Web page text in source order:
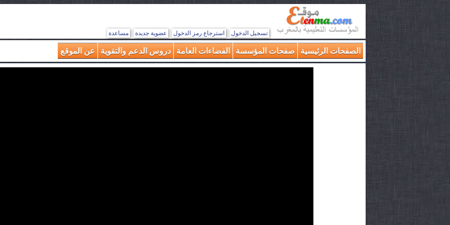
تسجيل الدخول استرجاع رمز الدخول عضوية جديدة مساعدة
الصفحات الرئيسية صفحات المؤسسة الفضاءات العامة دروس الدعم والتقوية عن الموقع